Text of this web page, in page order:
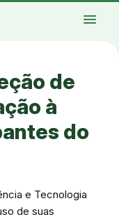
menu
de
à
do
e Tecnologia
de suas